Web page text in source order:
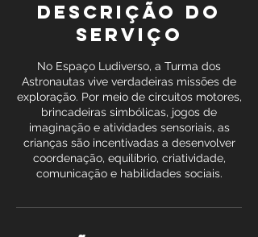
Descrição do
serviço
No Espaço Ludiverso, a Turma dos
Astronautas vive verdadeiras missões de
exploração. Por meio de circuitos motores,
brincadeiras simbólicas, jogos de
imaginação e atividades sensoriais, as
crianças são incentivadas a desenvolver
coordenação, equilíbrio, criatividade,
comunicação e habilidades sociais.